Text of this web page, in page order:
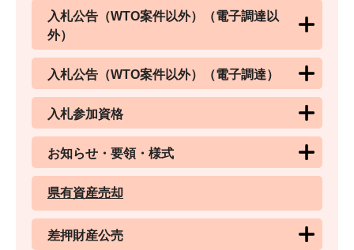
入札公告（WTO案件以外）（電子調達以
外）
入札公告（WTO案件以外）（電子調達）
入札参加資格
お知らせ・要領・様式
県有資産売却
差押財産公売